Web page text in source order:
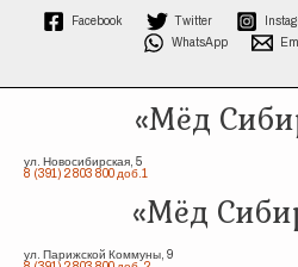
Facebook Twitter
WhatsApp
«Мёд
ул. Новосибирская, 5
8 (391) 2 803 800 доб.1
«Мёд
ул. Парижской Коммуны, 9